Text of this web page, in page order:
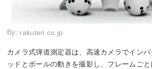
By: rakuten.co.jp
カメラ式弾道測定器は、高速カメラでイン
ッドとボールの動きを撮影し、フレームごと